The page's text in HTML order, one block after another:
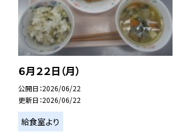
６月２２日（月）
公開日 2026/06/22
更新日 2026/06/22
給食室より